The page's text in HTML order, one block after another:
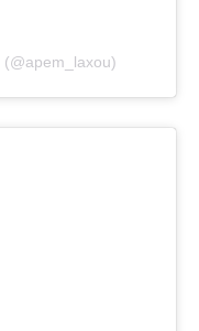
(@apem_laxou)